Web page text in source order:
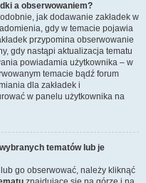
a obserwowaniem?
jak dodawanie zakładek w
gdy w temacie pojawia
przypomina obserwowanie
gdy nastąpi aktualizacja tematu
powiadamia użytkownika – w
temacie bądź forum
dla zakładek i
w panelu użytkownika na
tematów lub je
go obserwować, należy kliknąć